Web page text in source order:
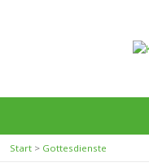
Start > Gottesdienste